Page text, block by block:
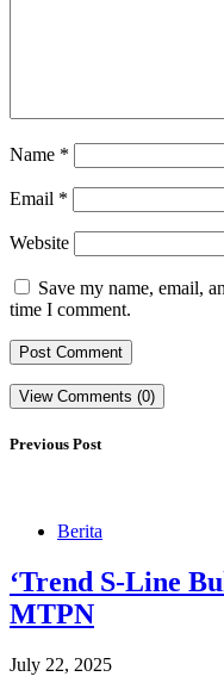
Name *
Email *
Website
Save my name, email,
time I comment.
View Comments (0)
Previous Post
Berita
‘Trend S-Line
MTPN
July 22, 2025